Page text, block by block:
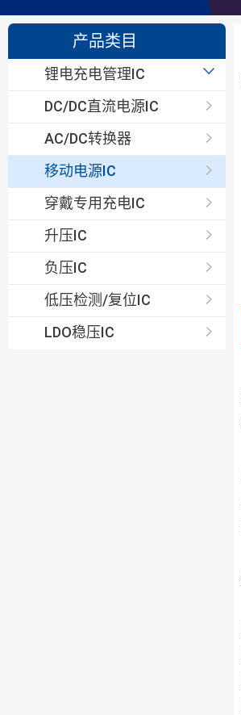
产品类目
锂电充电管理IC
线性充电IC
开关型充电IC
DC/DC直流电源IC
AC/DC转换器
移动电源IC
穿戴专用充电IC
升压IC
负压IC
低压检测/复位IC
LDO稳压IC